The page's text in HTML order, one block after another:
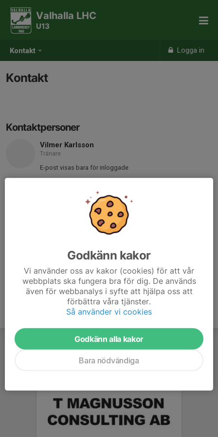
Kontakt Logga in
Valhalla LHC
U13
Kontakt
Kontaktpersoner
Vilmer Karlsson
Tränare
E-post visas bara för inloggade
Mobil visas bara för inloggade
E-post visas bara för inloggade
E-post visas bara för inloggade
Godkänn kakor
Vi använder oss av kakor (cookies) för att vår
webbplats ska fungera bra för dig. De används
även för webbanalys i syfte att hjälpa oss att
förbättra våra tjänster.
Så använder vi cookies
Godkänn alla kakor
Bara nödvändiga